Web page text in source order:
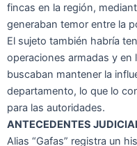
fincas en la región,
generaban temor entre la
El sujeto también habría
operaciones armadas y en
buscaban mantener la
departamento, lo que lo
para las autoridades.
ANTECEDENTES
Alias “Gafas” registra un